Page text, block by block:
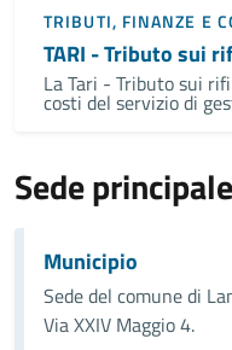
TRIBUTI, FINANZE E
TARI - Tributo sui
La Tari - Tributo sui
costi del servizio di
Sede principale
Municipio
Sede del comune di
Via XXIV Maggio 4.